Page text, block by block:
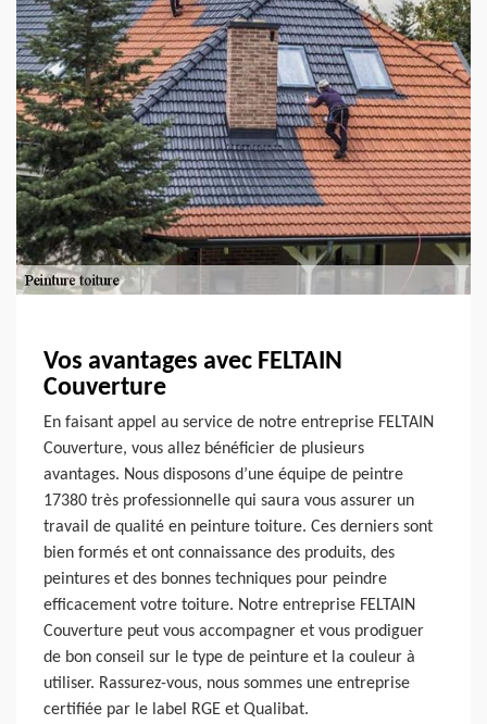
Vos avantages avec FELTAIN
Couverture
En faisant appel au service de notre entreprise FELTAIN
Couverture, vous allez bénéficier de plusieurs
avantages. Nous disposons d’une équipe de peintre
17380 très professionnelle qui saura vous assurer un
travail de qualité en peinture toiture. Ces derniers sont
bien formés et ont connaissance des produits, des
peintures et des bonnes techniques pour peindre
efficacement votre toiture. Notre entreprise FELTAIN
Couverture peut vous accompagner et vous prodiguer
de bon conseil sur le type de peinture et la couleur à
utiliser. Rassurez-vous, nous sommes une entreprise
certifiée par le label RGE et Qualibat.